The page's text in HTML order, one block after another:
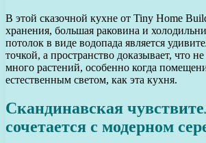
В этой сказочной кухне от Tiny Home
хранения, большая раковина и
потолок в виде водопада является
точкой, а пространство доказывает, что
много растений, особенно когда
естественным светом, как эта кухня.
Скандинавская
сочетается с модерном